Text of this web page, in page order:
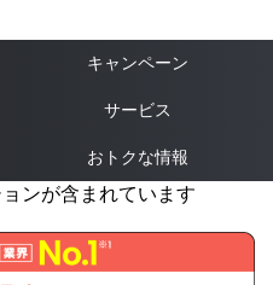
キャンペーン
サービス
おトクな情報
ンが含まれています